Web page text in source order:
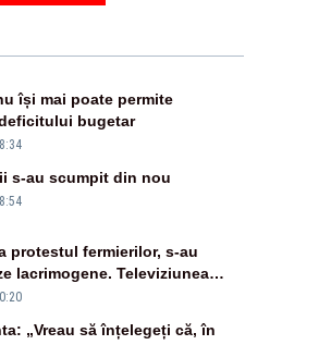
își mai poate permite
bugetar
s-au scumpit din nou
protestul fermierilor, s-au
lacrimogene. Televiziunea
apel la calm – LIVE TEXT
„Vreau să înțelegeți că, în